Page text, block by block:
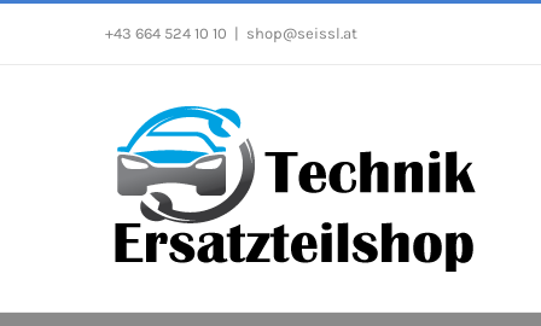
+43 664 524 10 10 shop@seissl.at